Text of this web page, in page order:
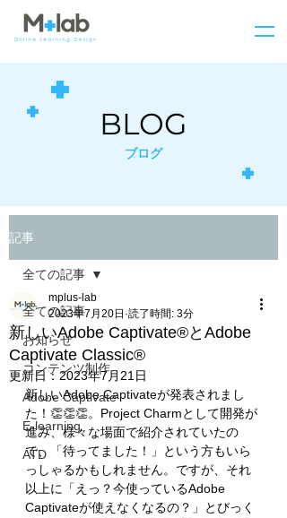
BLOG
ブログ
記事
全ての記事
お知らせ
コンテンツ制作
Adobe Captivate
E-learning
ATD
全ての記事
新しいAdobe Captivate®とAdobe
Captivate Classic®
mplus-lab
2023年7月20日 読了時間: 3分
更新日： 2023年7月21日
新しいAdobe Captivateが発表されまし
た！👏👏👏。Project Charmとして開発が
進み、様々な場面で紹介されていたの
で、「待ってました！」という方もいら
っしゃるかもしれません。ですが、それ
以上に「えっ？今使っているAdobe
Captivateが使えなくなるの？」とびっく